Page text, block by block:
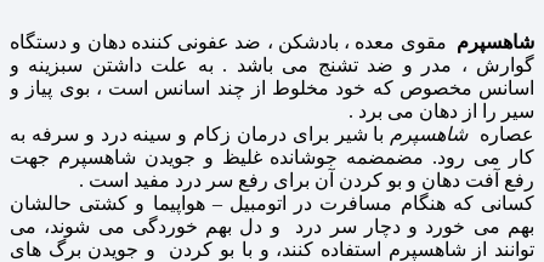
شاهسپرم مقوى معده ، بادشکن ، ضد عفونى کننده دهان و دستگاه
گوارش ، مدر و ضد تشنج مى باشد . به علت داشتن سبزینه و
اسانس مخصوص که خود مخلوط از چند اسانس است ، بوى پیاز و
سیر را از دهان مى برد .
عصارهشاهسپرم با شیر براى درمان زکام و سینه درد و سرفه به
کار مى رود. مضمضمه جوشانده غلیظ و جویدن شاهسپرم جهت
رفع آفت دهان و بو کردن آن براى رفع سر درد مفید است .
کسانى که هنگام مسافرت در اتومبیل – هواپیما و کشتى حالشان
بهم مى خورد و دچار سر درد و دل بهم خوردگى مى شوند، مى
توانند از شاهسپرم استفاده کنند، و با بو کردن و جویدن برگ هاى